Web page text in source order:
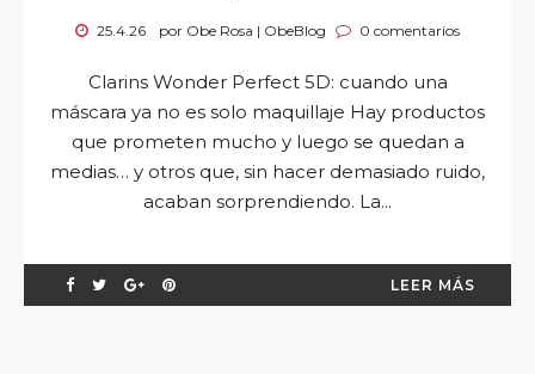
25.4.26 por Obe Rosa | ObeBlog 0 comentarios
Clarins Wonder Perfect 5D: cuando una
máscara ya no es solo maquillaje Hay productos
que prometen mucho y luego se quedan a
medias… y otros que, sin hacer demasiado ruido,
acaban sorprendiendo. La...
LEER MÁS